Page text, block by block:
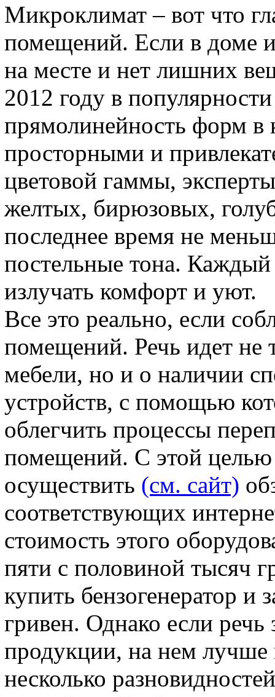
Микроклимат – вот что
помещений. Если в доме
на месте и нет лишних
2012 году в
прямолинейность форм в
просторными и
цветовой гаммы,
желтых, бирюзовых,
последнее время не
постельные тона.
излучать комфорт и уют.
Все это реально, если
помещений. Речь идет не
мебели, но и о наличии
устройств, с помощью
облегчить процессы
помещений. С этой целью
осуществить (см. сайт)
соответствующих
стоимость этого
пяти с половиной тысяч
купить бензогенератор и
гривен. Однако если речь
продукции, на нем
несколько